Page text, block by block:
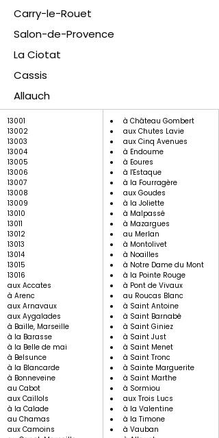
​Carry-le-Rouet
Salon-de-Provence
La Ciotat
Cassis
Allauch
13001
13002
13003
13004
13005
13006
13007
13008
13009
13010
13011
13012
13013
13014
13015
13016
aux Accates
à Arenc
aux Arnavaux
aux Aygalades
à Baille, Marseille
à la Barasse
à la Belle de mai
à Belsunce
à la Blancarde
à Bonneveine
au Cabot
aux Caillols
à la Calade
au Chamas
aux Camoins
à Château Gombert
aux Chutes Lavie
aux Cinq Avenues
à Endoume
à Eoures
à l'Estaque
à la Fourragère
aux Goudes
à la Joliette
à Malpassé
à Mazargues
au Merlan
à Montolivet
à Noailles
à Notre Dame du Mont
à la Pointe Rouge
à Pont de Vivaux
au Roucas Blanc
à Saint Antoine
à Saint Barnabé
à Saint Giniez
à Saint Just
à Saint Menet
à Saint Tronc
à Sainte Marguerite
à Saint Marthe
à Sormiou
aux Trois Lucs
à la Valentine
à la Timone
à Vauban